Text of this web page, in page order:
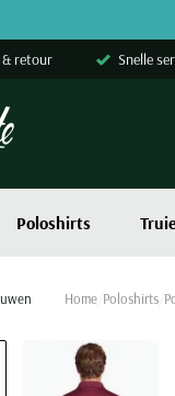
retour Snelle
Poloshirts
Home Poloshirts